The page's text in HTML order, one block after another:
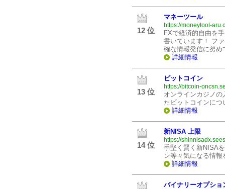
12 位
マネーツール
https://moneytool-
FXで経済的自由を
書いています！ フ
確な情報発信に努め
詳細情報
13 位
ビットコイン
https://bitcoin-
オンラインカジノ
たビットコインに
詳細情報
14 位
新NISA 上限
https://
手堅く賢く新NISA
ン等々気になる情
詳細情報
バイナリーオプシ